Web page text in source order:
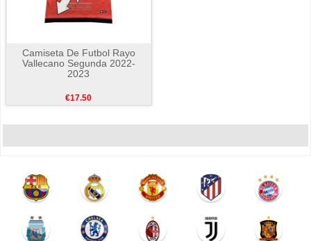
Camiseta De Futbol Rayo
Vallecano Segunda 2022-
2023
€17.50